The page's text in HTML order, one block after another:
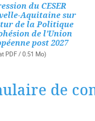
du CESER
Aquitaine sur
de la Politique
de l’Union
post 2027
PDF / 0.51 Mo)
de